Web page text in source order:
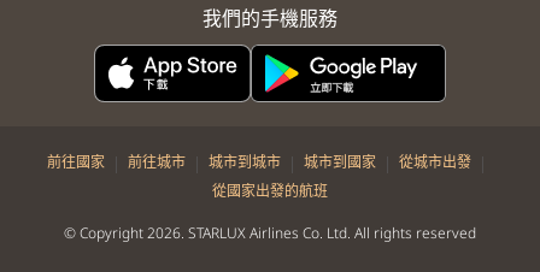
我們的手機服務
前往國家 | 前往城市 | 城市到城市 | 城市到國家 | 從城市出發 |
從國家出發的航班
© Copyright 2026. STARLUX Airlines Co. Ltd. All rights reserved